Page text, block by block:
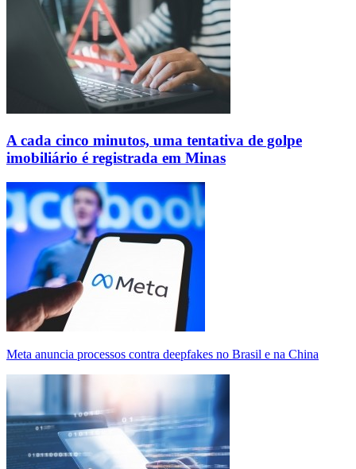
A cada cinco minutos, uma tentativa de golpe
imobiliário é registrada em Minas
Meta anuncia processos contra deepfakes no Brasil e na China